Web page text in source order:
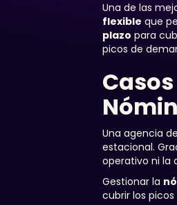
Una de las
flexible que
plazo para
picos de
Una agencia
estacional.
operativo ni la
Gestionar la
cubrir los